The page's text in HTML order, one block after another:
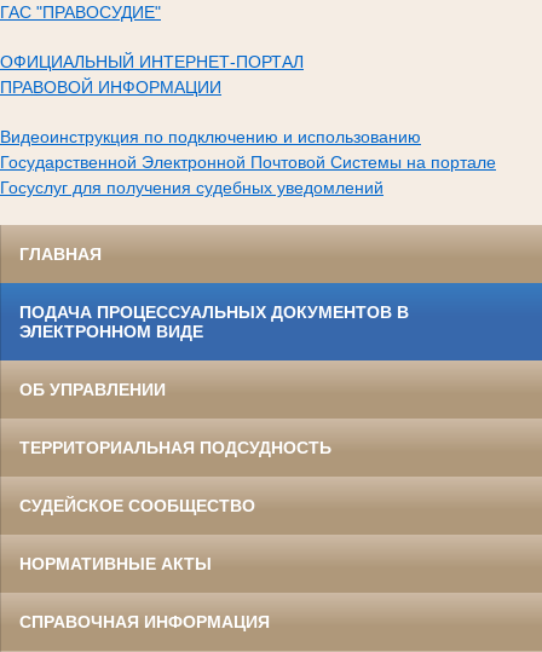
ГАС "ПРАВОСУДИЕ"
ОФИЦИАЛЬНЫЙ ИНТЕРНЕТ-ПОРТАЛ
ПРАВОВОЙ ИНФОРМАЦИИ
Видеоинструкция по подключению и использованию
Государственной Электронной Почтовой Системы на портале
Госуслуг для получения судебных уведомлений
ГЛАВНАЯ
ПОДАЧА ПРОЦЕССУАЛЬНЫХ ДОКУМЕНТОВ В
ЭЛЕКТРОННОМ ВИДЕ
ОБ УПРАВЛЕНИИ
ТЕРРИТОРИАЛЬНАЯ ПОДСУДНОСТЬ
СУДЕЙСКОЕ СООБЩЕСТВО
НОРМАТИВНЫЕ АКТЫ
СПРАВОЧНАЯ ИНФОРМАЦИЯ